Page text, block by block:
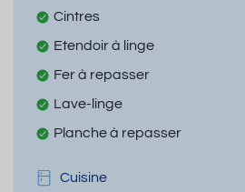
Cintres
Etendoir à linge
Fer à repasser
Lave-linge
Planche à repasser
Cuisine